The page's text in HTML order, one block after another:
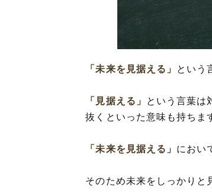
「
「未
「未来を見据える」 という
「見据える」
という言葉は
抜くといった意味も持ちま
「未来を見据える」 におい
そのため未来をしっかりと